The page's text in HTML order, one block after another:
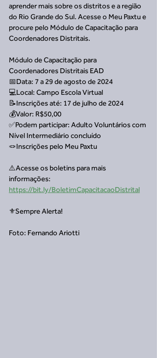
aprender mais sobre os distritos e a região
do Rio Grande do Sul. Acesse o Meu Paxtu e
procure pelo Módulo de Capacitação para
Coordenadores Distritais.
Módulo de Capacitação para
Coordenadores Distritais EAD
📅Data: 7 a 29 de agosto de 2024
💻Local: Campo Escola Virtual
📝Inscrições até: 17 de julho de 2024
💰Valor: R$50,00
✅Podem participar: Adulto Voluntários com
Nível Intermediário concluído
🪢Inscrições pelo Meu Paxtu
⚠️Acesse os boletins para mais
informações:
https://bit.ly/BoletimCapacitacaoDistrital
⚜️Sempre Alerta!
Foto: Fernando Ariotti